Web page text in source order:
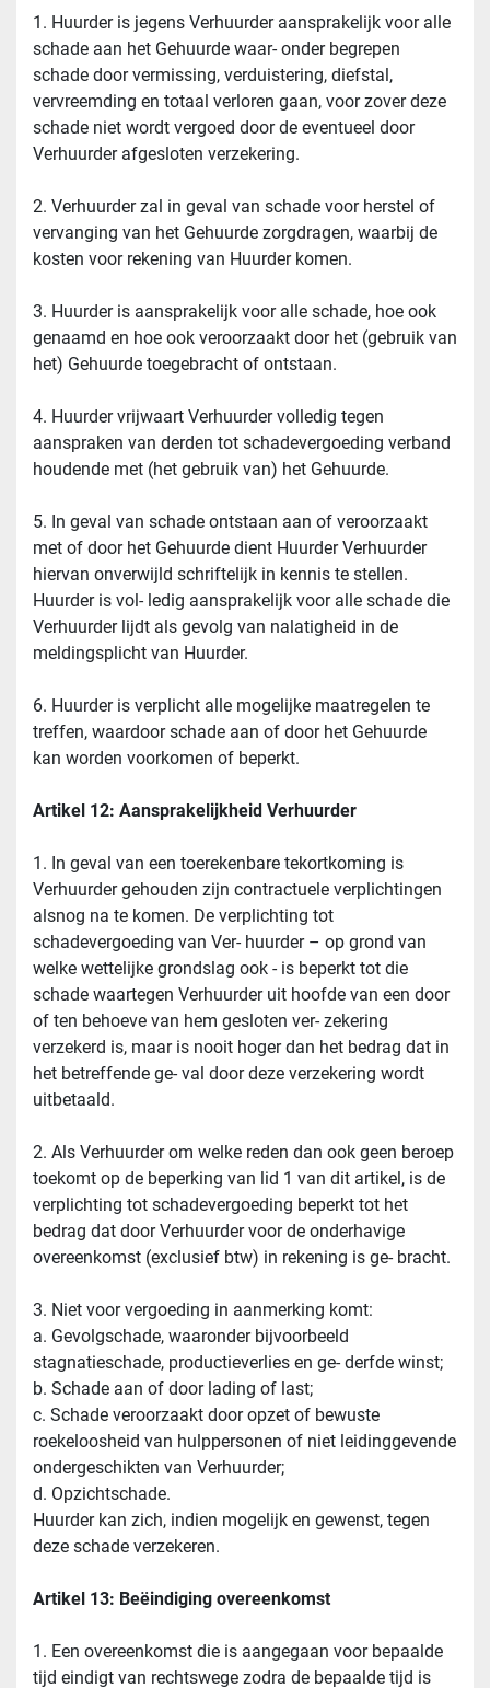
1. Huurder is jegens Verhuurder aansprakelijk voor alle
schade aan het Gehuurde waar- onder begrepen
schade door vermissing, verduistering, diefstal,
vervreemding en totaal verloren gaan, voor zover deze
schade niet wordt vergoed door de eventueel door
Verhuurder afgesloten verzekering.
2. Verhuurder zal in geval van schade voor herstel of
vervanging van het Gehuurde zorgdragen, waarbij de
kosten voor rekening van Huurder komen.
3. Huurder is aansprakelijk voor alle schade, hoe ook
genaamd en hoe ook veroorzaakt door het (gebruik van
het) Gehuurde toegebracht of ontstaan.
4. Huurder vrijwaart Verhuurder volledig tegen
aanspraken van derden tot schadevergoeding verband
houdende met (het gebruik van) het Gehuurde.
5. In geval van schade ontstaan aan of veroorzaakt
met of door het Gehuurde dient Huurder Verhuurder
hiervan onverwijld schriftelijk in kennis te stellen.
Huurder is vol- ledig aansprakelijk voor alle schade die
Verhuurder lijdt als gevolg van nalatigheid in de
meldingsplicht van Huurder.
6. Huurder is verplicht alle mogelijke maatregelen te
treffen, waardoor schade aan of door het Gehuurde
kan worden voorkomen of beperkt.
Artikel 12: Aansprakelijkheid Verhuurder
1. In geval van een toerekenbare tekortkoming is
Verhuurder gehouden zijn contractuele verplichtingen
alsnog na te komen. De verplichting tot
schadevergoeding van Ver- huurder – op grond van
welke wettelijke grondslag ook - is beperkt tot die
schade waartegen Verhuurder uit hoofde van een door
of ten behoeve van hem gesloten ver- zekering
verzekerd is, maar is nooit hoger dan het bedrag dat in
het betreffende ge- val door deze verzekering wordt
uitbetaald.
2. Als Verhuurder om welke reden dan ook geen beroep
toekomt op de beperking van lid 1 van dit artikel, is de
verplichting tot schadevergoeding beperkt tot het
bedrag dat door Verhuurder voor de onderhavige
overeenkomst (exclusief btw) in rekening is ge- bracht.
3. Niet voor vergoeding in aanmerking komt:
a. Gevolgschade, waaronder bijvoorbeeld
stagnatieschade, productieverlies en ge- derfde winst;
b. Schade aan of door lading of last;
c. Schade veroorzaakt door opzet of bewuste
roekeloosheid van hulppersonen of niet leidinggevende
ondergeschikten van Verhuurder;
d. Opzichtschade.
Huurder kan zich, indien mogelijk en gewenst, tegen
deze schade verzekeren.
Artikel 13: Beëindiging overeenkomst
1. Een overeenkomst die is aangegaan voor bepaalde
tijd eindigt van rechtswege zodra de bepaalde tijd is